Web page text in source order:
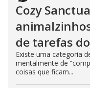
Cozy
de tarefas
Existe uma categoria
mentalmente de
coisas que ficam...